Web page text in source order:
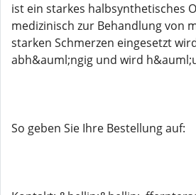
ist ein starkes halbsynthetisches
medizinisch zur Behandlung von
starken Schmerzen eingesetzt
abh&auml;ngig und wird
So geben Sie Ihre Bestellung auf: